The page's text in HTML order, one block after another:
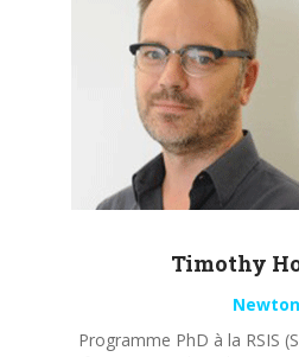
Timothy
Newton
Programme PhD à la RSIS